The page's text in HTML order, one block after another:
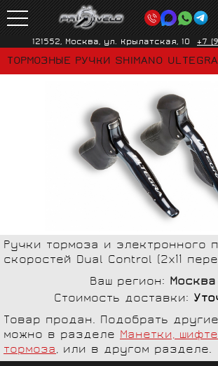
121552, Москва, ул. Крылатская, 10 +7
ТОРМОЗНЫЕ РУЧКИ SHIMANO
Ручки тормоза и электронного
скоростей Dual Control (2х11
Ваш регион: Москва
Стоимость доставки:
Товар продан. Подобрать
можно в разделе Манетки,
тормоза, или в другом разделе.